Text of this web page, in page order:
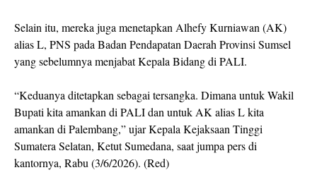
Selain itu, mereka juga menetapkan Alhefy Kurniawan (AK)
alias L, PNS pada Badan Pendapatan Daerah Provinsi Sumsel
yang sebelumnya menjabat Kepala Bidang di PALI.
“Keduanya ditetapkan sebagai tersangka. Dimana untuk Wakil
Bupati kita amankan di PALI dan untuk AK alias L kita
amankan di Palembang,” ujar Kepala Kejaksaan Tinggi
Sumatera Selatan, Ketut Sumedana, saat jumpa pers di
kantornya, Rabu (3/6/2026). (Red)